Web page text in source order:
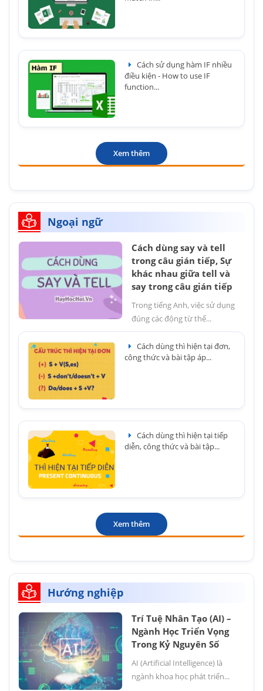
Cách sử dụng hàm IF nhiều
điều kiện - How to use IF
function...
Xem thêm
Ngoại ngữ
Cách dùng say và tell
trong câu gián tiếp, Sự
khác nhau giữa tell và
say trong câu gián tiếp
Trong tiếng Anh, việc sử dụng
đúng các động từ thể...
Cách dùng thì hiện tại đơn,
công thức và bài tập áp...
Cách dùng thì hiện tại tiếp
diễn, công thức và bài tập...
Xem thêm
Hướng nghiệp
Trí Tuệ Nhân Tạo (AI) –
Ngành Học Triển Vọng
Trong Kỷ Nguyên Số
AI (Artificial Intelligence) là
ngành khoa học phát triển...